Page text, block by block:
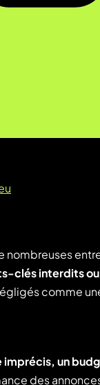
nombreuses
clés interdits
comme
un
des